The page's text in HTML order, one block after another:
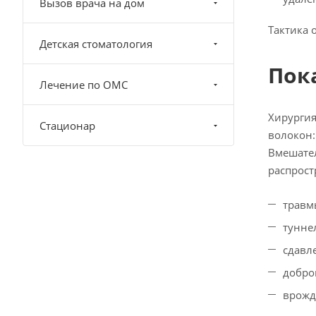
Тактика
Вызов врача на дом
Детская стоматология
Лечение по ОМС
Стационар